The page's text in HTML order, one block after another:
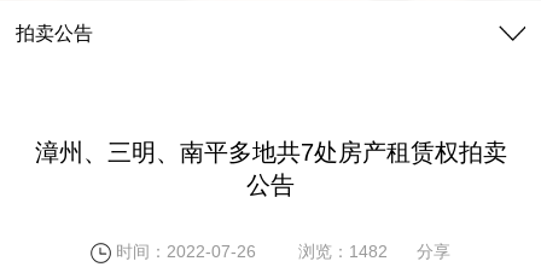
拍卖公告
漳州、三明、南平多地共7处房产租赁权拍卖
公告
时间：2022-07-26 浏览：1482 分享